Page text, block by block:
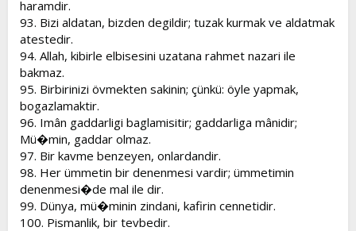
haramdir.
93. Bizi aldatan, bizden degildir; tuzak kurmak ve aldatmak
atestedir.
94. Allah, kibirle elbisesini uzatana rahmet nazari ile
bakmaz.
95. Birbirinizi övmekten sakinin; çünkü: öyle yapmak,
bogazlamaktir.
96. Imân gaddarligi baglamisitir; gaddarliga mânidir;
Mü�min, gaddar olmaz.
97. Bir kavme benzeyen, onlardandir.
98. Her ümmetin bir denenmesi vardir; ümmetimin
denenmesi�de mal ile dir.
99. Dünya, mü�minin zindani, kafirin cennetidir.
100. Pismanlik, bir tevbedir.